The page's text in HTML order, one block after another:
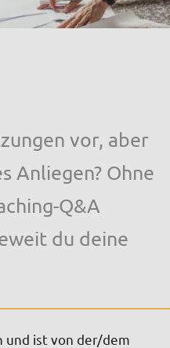
vor, aber
Anliegen? Ohne
Q&A
du deine
und ist von der/dem